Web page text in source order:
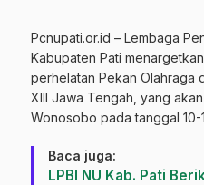
Pcnupati.or.id – Lembaga
Kabupaten Pati
perhelatan Pekan Olahraga
XIII Jawa Tengah, yang
Wonosobo pada tanggal 10-
Baca juga:
LPBI NU Kab. Pati